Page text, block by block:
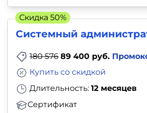
Системный
180 576 89 400 руб.
Длительность: 12 месяцев
Сертификат
Купить со скидкой
Скидка 50%